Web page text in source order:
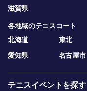
滋賀県
各地域のテニスコート
北海道
東北
愛知県
名古屋市
テニスイベントを探す